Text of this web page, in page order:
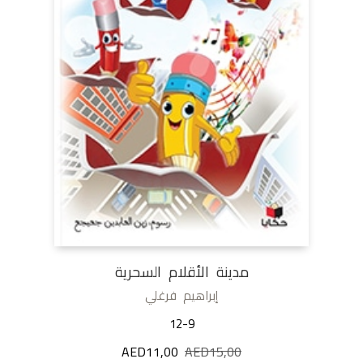
مدينة الأقلام السحرية
إبراهيم فرغلي
12-9
AED15,00
السعر AED11,00
السعر